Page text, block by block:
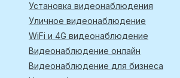
Установка видеонаблюдения
Уличное видеонаблюдение
WiFi и 4G видеонаблюдение
Видеонаблюдение онлайн
Видеонаблюдение для бизнеса